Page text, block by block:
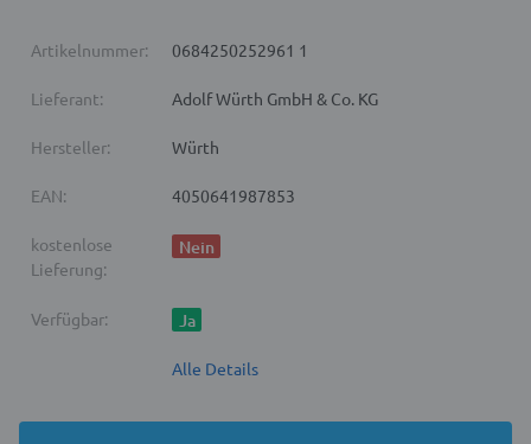
Artikelnummer: 0684250252961 1
Lieferant: Adolf Würth GmbH & Co. KG
Hersteller: Würth
EAN: 4050641987853
kostenlose
Lieferung:
Nein
Verfügbar: Ja
Alle Details